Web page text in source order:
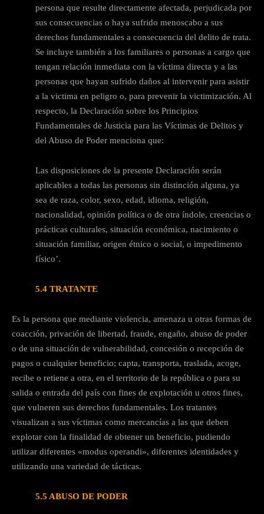
persona que resulte directamente afectada, perjudicada por
sus consecuencias o haya sufrido menoscabo a sus
derechos fundamentales a consecuencia del delito de trata.
Se incluye también a los familiares o personas a cargo que
tengan relación inmediata con la víctima directa y a las
personas que hayan sufrido daños al intervenir para asistir
a la victima en peligro o, para prevenir la victimización. Al
respecto, la Declaración sobre los Principios
Fundamentales de Justicia para las Víctimas de Delitos y
del Abuso de Poder menciona que:
Las disposiciones de la presente Declaración serán
aplicables a todas las personas sin distinción alguna, ya
sea de raza, color, sexo, edad, idioma, religión,
nacionalidad, opinión política o de otra índole, creencias o
prácticas culturales, situación económica, nacimiento o
situación familiar, origen étnico o social, o impedimento
físico’.
5.4 TRATANTE
Es la persona que mediante violencia, amenaza u otras formas de
coacción, privación de libertad, fraude, engaño, abuso de poder
o de una situación de vulnerabilidad, concesión o recepción de
pagos o cualquier beneficio; capta, transporta, traslada, acoge,
recibe o retiene a otra, en el territorio de la república o para su
salida o entrada del país con fines de explotación u otros fines,
que vulneren sus derechos fundamentales. Los tratantes
visualizan a sus víctimas como mercancías a las que deben
explotar con la finalidad de obtener un beneficio, pudiendo
utilizar diferentes «modus operandi», diferentes identidades y
utilizando una variedad de tácticas.
5.5 ABUSO DE PODER